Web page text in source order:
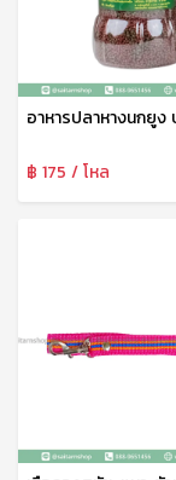
฿ 175 / โหล